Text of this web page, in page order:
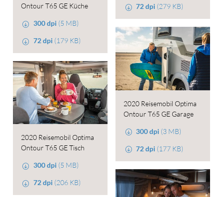
72 dpi (279 KB)
Ontour T65 GE Küche
300 dpi (5 MB)
72 dpi (179 KB)
2020 Reisemobil Optima
Ontour T65 GE Garage
300 dpi (3 MB)
72 dpi (177 KB)
2020 Reisemobil Optima
Ontour T65 GE Tisch
300 dpi (5 MB)
72 dpi (206 KB)